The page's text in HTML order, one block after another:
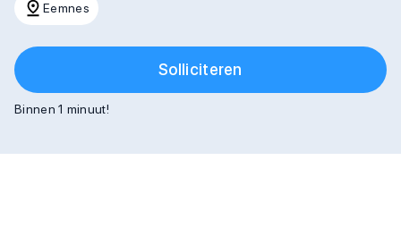
Eemnes
Solliciteren
Binnen 1 minuut!